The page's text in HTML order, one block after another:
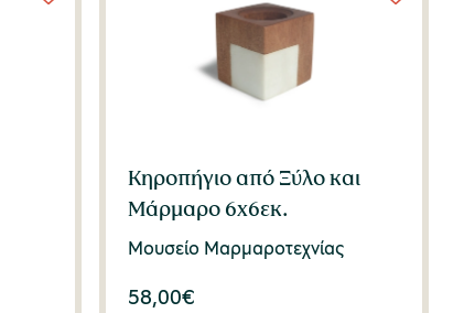
Κηροπήγιο από Ξύλο και
Μάρμαρο 6x6εκ.
Μουσείο Μαρμαροτεχνίας
58,00€